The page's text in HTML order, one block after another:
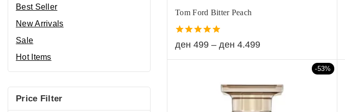
Tom Ford Bitter Peach
5.00
out of 5
ден 499 – ден 4.499
-53%
Best Seller
New Arrivals
Sale
Hot Items
Price Filter